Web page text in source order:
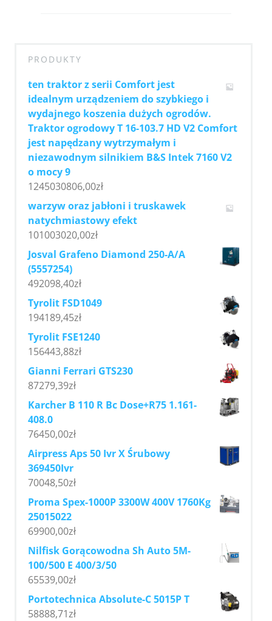
PRODUKTY
ten traktor z serii Comfort jest
idealnym urządzeniem do szybkiego i
wydajnego koszenia dużych ogrodów.
Traktor ogrodowy T 16-103.7 HD V2 Comfort
jest napędzany wytrzymałym i
niezawodnym silnikiem B&S Intek 7160 V2
o mocy 9
1245030806,00zł
warzyw oraz jabłoni i truskawek
natychmiastowy efekt
101003020,00zł
Josval Grafeno Diamond 250-A/A
(5557254)
492098,40zł
Tyrolit FSD1049
194189,45zł
Tyrolit FSE1240
156443,88zł
Gianni Ferrari GTS230
87279,39zł
Karcher B 110 R Bc Dose+R75 1.161-
408.0
76450,00zł
Airpress Aps 50 Ivr X Śrubowy
369450Ivr
70048,50zł
Proma Spex-1000P 3300W 400V 1760Kg
25015022
69900,00zł
Nilfisk Gorącowodna Sh Auto 5M-
100/500 E 400/3/50
65539,00zł
Portotechnica Absolute-C 5015P T
58888,71zł